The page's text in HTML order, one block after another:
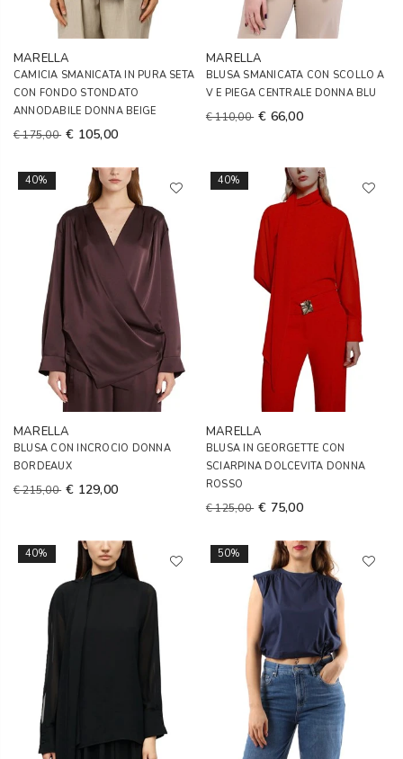
MARELLA
CAMICIA SMANICATA IN PURA SETA
CON FONDO STONDATO
ANNODABILE DONNA BEIGE
€ 175,00 € 105,00
MARELLA
BLUSA SMANICATA CON SCOLLO A
V E PIEGA CENTRALE DONNA BLU
€ 110,00 € 66,00
40%
MARELLA
BLUSA CON INCROCIO DONNA
BORDEAUX
€ 215,00 € 129,00
40%
MARELLA
BLUSA IN GEORGETTE CON
SCIARPINA DOLCEVITA DONNA
ROSSO
€ 125,00 € 75,00
40% 50%